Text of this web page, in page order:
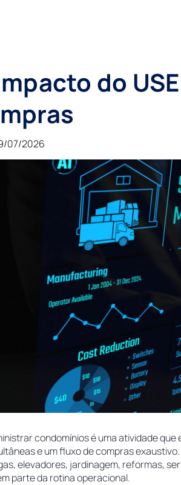
do
07/2026
condomínios é uma atividade
e um fluxo de compras
elevadores, jardinagem, reformas,
parte da rotina operacional.